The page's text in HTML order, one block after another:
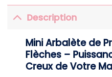
Description
Mini Arbalète de
Flèches –
Creux de Votre